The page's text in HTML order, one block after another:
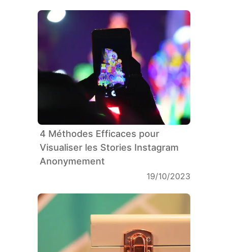
4 Méthodes Efficaces pour
Visualiser les Stories Instagram
Anonymement
19/10/2023